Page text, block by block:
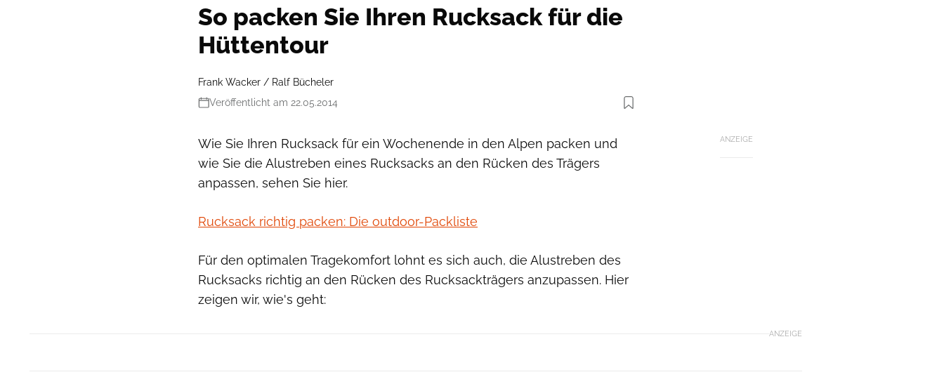
So packen Sie Ihren Rucksack für die
Hüttentour
Frank Wacker / Ralf Bücheler
Veröffentlicht am 22.05.2014
ANZEIGE
Wie Sie Ihren Rucksack für ein Wochenende in den Alpen packen und
wie Sie die Alustreben eines Rucksacks an den Rücken des Trägers
anpassen, sehen Sie hier.
Rucksack richtig packen: Die outdoor-Packliste
Für den optimalen Tragekomfort lohnt es sich auch, die Alustreben des
Rucksacks richtig an den Rücken des Rucksackträgers anzupassen. Hier
zeigen wir, wie's geht:
ANZEIGE